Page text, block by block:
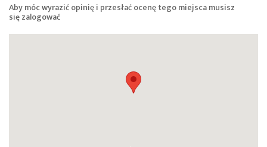
Aby móc wyrazić opinię i przesłać ocenę tego miejsca musisz
sięzalogować